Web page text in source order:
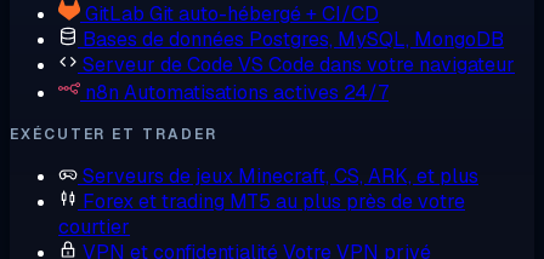
GitLab Git auto-hébergé + CI/CD
Bases de données Postgres, MySQL, MongoDB
Serveur de CodeVS Code dans votre navigateur
n8n Automatisations actives 24/7
EXÉCUTER ET TRADER
Serveurs de jeux Minecraft, CS, ARK, et plus
Forex et trading MT5 au plus près de votre
courtier
VPN et confidentialitéVotre VPN privé